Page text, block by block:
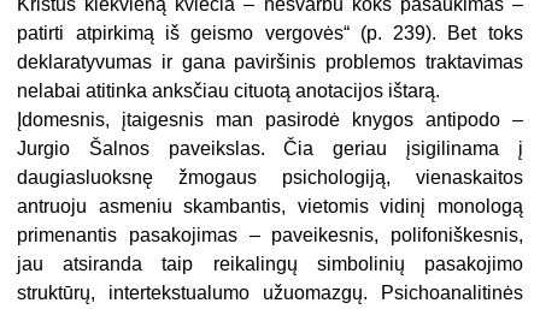
patirti atpirkimą iš geismo vergovės“ (p. 239). Bet toks
deklaratyvumas ir gana paviršinis problemos traktavimas
nelabai atitinka anksčiau cituotą anotacijos ištarą.
Įdomesnis, įtaigesnis man pasirodė knygos antipodo –
Jurgio Šalnos paveikslas. Čia geriau įsigilinama į
daugiasluoksnę žmogaus psichologiją, vienaskaitos
antruoju asmeniu skambantis, vietomis vidinį monologą
primenantis pasakojimas – paveikesnis, polifoniškesnis,
jau atsiranda taip reikalingų simbolinių pasakojimo
struktūrų, intertekstualumo užuomazgų. Psichoanalitinės